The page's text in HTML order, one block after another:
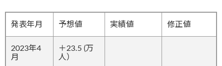
発表年月 予想値 実績値 修正値
2023年4
月
＋23.5 (万
人）